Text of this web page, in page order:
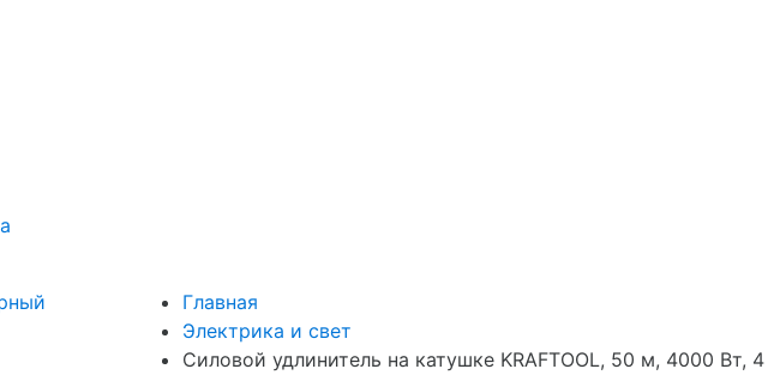
Главная
Электрика и свет
Силовой удлинитель на катушке KRAFTOOL, 50 м, 4000 Вт,